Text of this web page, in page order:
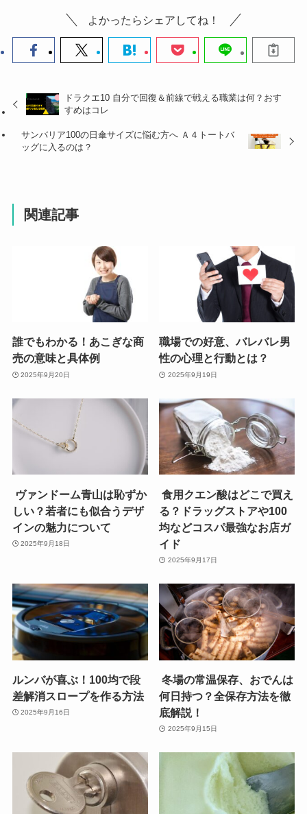
よかったらシェアしてね！
ドラクエ10 自分で回復＆前線で戦える職業は何？おす
すめはコレ
サンバリア100の日傘サイズに悩む方へ Ａ４トートバ
ッグに入るのは？
関連記事
誰でもわかる！あこぎな商
売の意味と具体例
2025年9月20日
職場での好意、バレバレ男
性の心理と行動とは？
2025年9月19日
ヴァンドーム青山は恥ずか
しい？若者にも似合うデザ
インの魅力について
2025年9月18日
食用クエン酸はどこで買え
る？ドラッグストアや100
均などコスパ最強なお店ガ
イド
2025年9月17日
ルンバが喜ぶ！100均で段
差解消スロープを作る方法
2025年9月16日
冬場の常温保存、おでんは
何日持つ？全保存方法を徹
底解説！
2025年9月15日